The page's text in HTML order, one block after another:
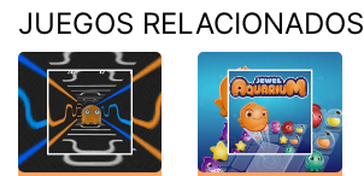
JUEGOS RELACIONADOS